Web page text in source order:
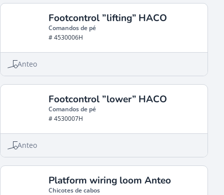
Footcontrol ”lifting” HACO
Comandos de pé
# 4530006H
Anteo
Footcontrol ”lower” HACO
Comandos de pé
# 4530007H
Anteo
Platform wiring loom Anteo
Chicotes de cabos